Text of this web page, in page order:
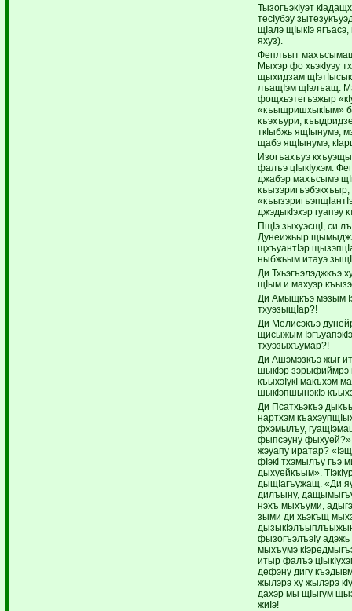
ТызогъэкIуэт
тесIубэу
щIалэ щIыкIэ
яхуз).
Феплъыт
Мыхэр фо хьэкIуэу
щыхидзам
лъащIэм щIэлъащ.
фощхьэтегъэжыр
«къыщришхыкIым»
къэхъури,
ткIыбжь ящIынумэ,
щабэ ящIынумэ,
Изогъахъуэ
фалъэ цIыкIухэм.
джабэр махъсымэ
къызэригъэбэкхъыр,
джэдыкIэхэр гуапэу
ПщIэ зыхуэсщI, си
Дунеижьыр
щхъуантIэр
ныбжьым итауэ
Ди Тхьэгъэлэджкъэ
щIым и махуэр
Ди Амыщкъэ мэзым
тхуэзыщIар?!
Ди Мелисэкъэ
щисыжым
тхуэзыхъумар?!
Ди Ашэмэзкъэ жыг
шыкIэр зэрыфиймрэ
къыхэIукI макъхэм
шыкIэпшынэкIэ
Ди Псатхьэкъэ
нартхэм
фхэмылъу,
фыпсэуну
жэуапу иратар?
фIэкI тхэмылъу гъэ
дыхуейкъым».
дыщIагъужащ. «Ди
дилъыну,
нэхъ мыхъуми,
зыми ди хьэкъщ
фызогъэлъэIу
мыхъумэ
итыр фалъэ
дефэну дигу
жылэрэ ху жылэрэ
дахэр мы щIыгум
жиIэ!